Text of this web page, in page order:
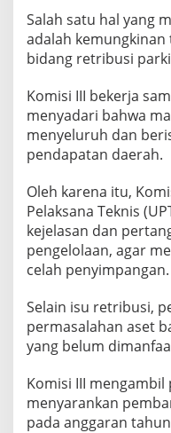
Salah satu hal yang
adalah
bidang retribusi
Komisi III bekerja
menyadari bahwa
menyeluruh dan
pendapatan daerah.
Oleh karena itu,
Pelaksana Teknis
kejelasan dan
pengelolaan, agar
celah penyimpangan.
Selain isu retribusi,
permasalahan aset
yang belum
Komisi III
menyarankan
pada anggaran